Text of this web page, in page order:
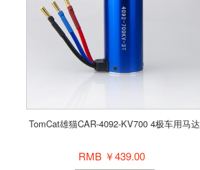
TomCat雄猫CAR-4092-KV700 4极车用马达
RMB ￥439.00